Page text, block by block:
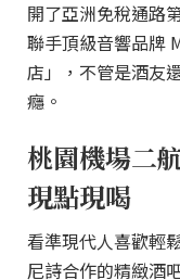
開了亞洲免稅通路
聯手頂級音響品牌
店」，不管是酒友
癮。
桃園機場二
現點現喝
看準現代人喜歡輕
尼詩合作的精緻酒